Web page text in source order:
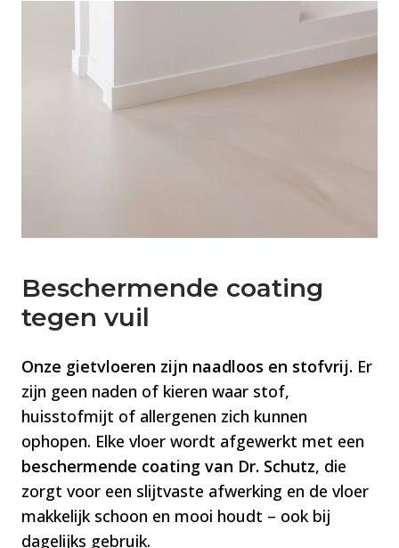
VLOERVERWARMING
voordelen, zo is het hebben van
vloerverwarming vaak kostenbesparend en
gaat je energieverbruik er aanzienlijk door naar
GEEN HAK- EN BREEKWERK
Het leggen van een nieuwe vloer betekende
vroeger dat de bestaande vloer verwijderd
moest worden, wat een hoop hak- en
Beschermende coating
tegen vuil
Onze gietvloeren zijn naadloos en stofvrij. Er
zijn geen naden of kieren waar stof,
huisstofmijt of allergenen zich kunnen
ophopen. Elke vloer wordt afgewerkt met een
beschermende coating van Dr. Schutz, die
zorgt voor een slijtvaste afwerking en de vloer
makkelijk schoon en mooi houdt – ook bij
dagelijks gebruik.